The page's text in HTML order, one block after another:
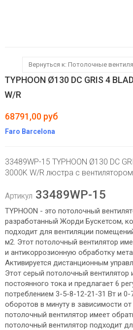
Вернуться к: Потолочные
TYPHOON Ø130 DC GRIS 4
W/R
68791,00 руб
Faro Barcelona
33489WP-15 TYPHOON Ø130 DC
3000K W/R люстра с
Артикул 33489WP-15
TYPHOON - это потолочный
разработанный Жорди Бускетсом,
подходит для вентиляции
м2. Этот потолочный вентилятор
и антикоррозионную обработку
Активируется дистанционным
Этот серый потолочный вентилятор
постоянного тока и предлагает 6
потреблением 3-5-8-12-21-31 Вт и
оборотов в минуту в зависимости
потолочный вентилятор имеет
потолочный вентилятор подходит